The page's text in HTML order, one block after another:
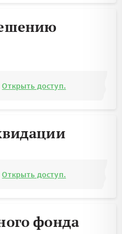
Открыть доступ.
Открыть доступ.
фонда